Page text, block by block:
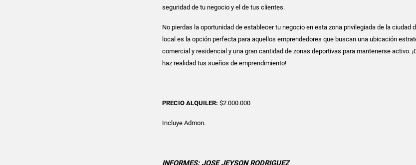
seguridad de tu negocio y el de tus clientes.
No pierdas la oportunidad de establecer tu negocio en esta zona privilegiada de la ciudad
local es la opción perfecta para aquellos emprendedores que buscan una ubicación
comercial y residencial y una gran cantidad de zonas deportivas para mantenerse activo.
haz realidad tus sueños de emprendimiento!
PRECIO ALQUILER:$2.000.000
Incluye Admon.
INFORMES: JOSE JEYSON RODRIGUEZ